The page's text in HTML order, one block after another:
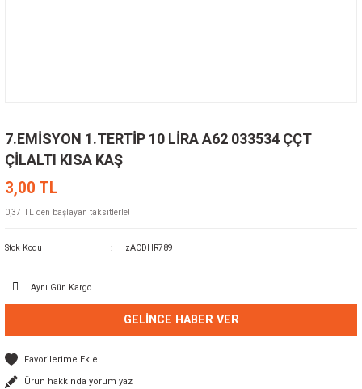
7.EMİSYON 1.TERTİP 10 LİRA A62 033534 ÇÇT
ÇİLALTI KISA KAŞ
3,00 TL
0,37 TL den başlayan taksitlerle!
Stok Kodu zACDHR789
Aynı Gün Kargo
GELINCE HABER VER
Ürün hakkında yorum yaz